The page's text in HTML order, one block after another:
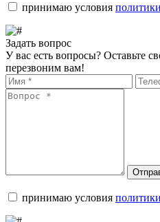
принимаю условия
Задать вопрос
У вас есть вопросы? Оставьте
перезвоним вам!
принимаю условия